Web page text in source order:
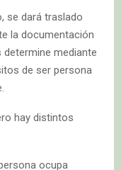
se dará traslado
la documentación
mediante
de ser persona
hay distintos
ocupa